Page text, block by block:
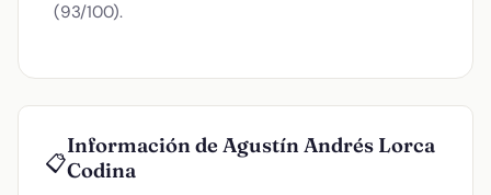
(93/100).
📋
Información de Agustín Andrés Lorca
Codina